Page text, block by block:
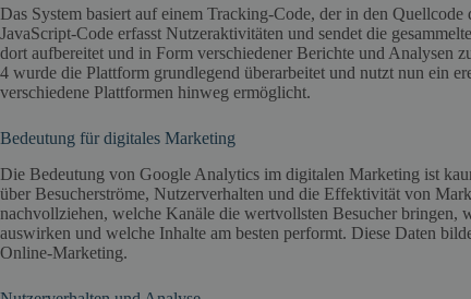
Das System basiert auf einem Tracking-Code, der in den
JavaScript-Code erfasst Nutzeraktivitäten und sendet die
dort aufbereitet und in Form verschiedener Berichte und
4 wurde die Plattform grundlegend überarbeitet und nutzt nun ein
verschiedene Plattformen hinweg ermöglicht.
Bedeutung für digitales Marketing
Die Bedeutung von Google Analytics im digitalen Marketing ist
über Besucherströme, Nutzerverhalten und die Effektivität von
nachvollziehen, welche Kanäle die wertvollsten Besucher bringen,
auswirken und welche Inhalte am besten performt. Diese Daten
Online-Marketing.